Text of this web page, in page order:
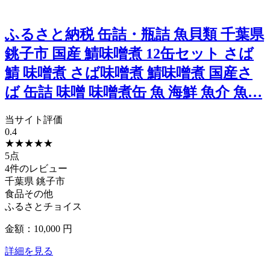
ふるさと納税 缶詰・瓶詰 魚貝類 千葉県
銚子市 国産 鯖味噌煮 12缶セット さば
鯖 味噌煮 さば味噌煮 鯖味噌煮 国産さ
ば 缶詰 味噌 味噌煮缶 魚 海鮮 魚介 魚…
当サイト評価
0.4
★★★★★
5点
4件のレビュー
千葉県 銚子市
食品その他
ふるさとチョイス
金額：10,000 円
詳細を見る